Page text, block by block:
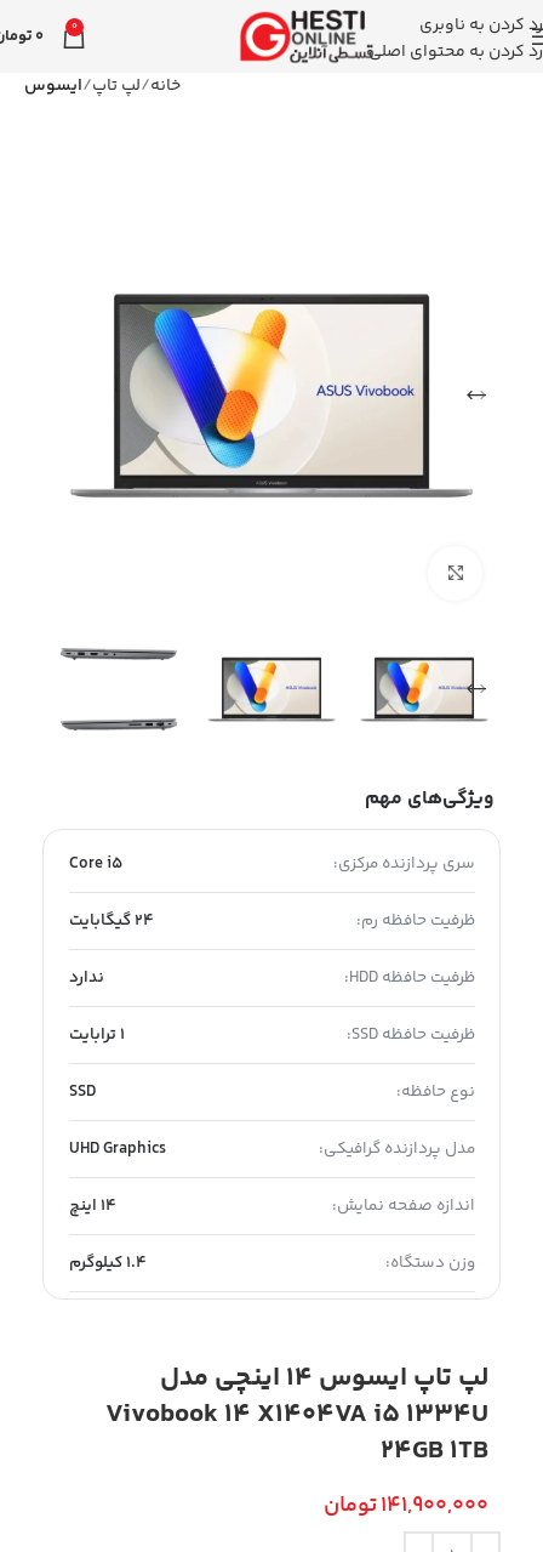
رد کردن به ناوبری
رد کردن به محتوای اصلی
0
0
خانه لپ تاپ ایسوس
ویژگی‌های مهم
سری پردازنده مرکزی: Core i5
ظرفیت حافظه رم: 24 گیگابایت
ظرفیت حافظه HDD: ندارد
ظرفیت حافظه SSD: 1 ترابایت
نوع حافظه: SSD
مدل پردازنده گرافیکی: UHD Graphics
اندازه صفحه نمایش: 14 اینچ
وزن دستگاه: 1.4 کیلوگرم
لپ تاپ ایسوس 14 اینچی مدل
Vivobook 14 X1404VA i5 1334U
24GB 1TB
141,900,000تومان